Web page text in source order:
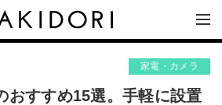
家電・カメラ
おすすめ15選。手軽に設置